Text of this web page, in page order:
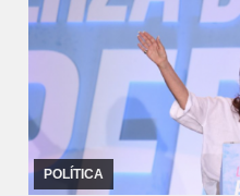
POLÍTICA
18/11/2022
Ante más de 60 mil
un discurso de 50 minutos.
y la interna del Frente de ...